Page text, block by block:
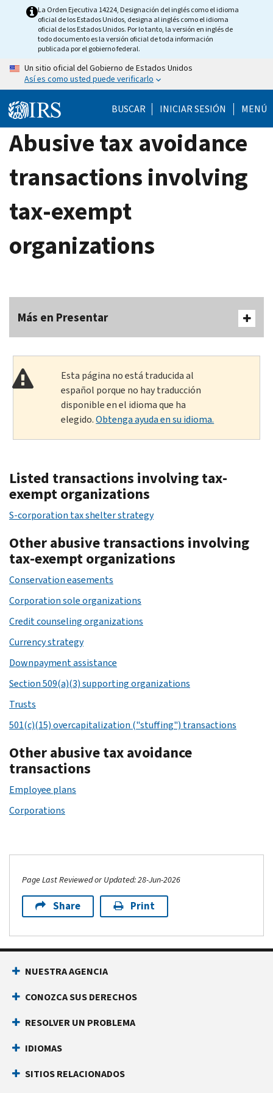
La Orden Ejecutiva 14224, Designación del inglés como el idioma
oficial de los Estados Unidos, designa al inglés como el idioma
oficial de los Estados Unidos. Por lo tanto, la versión en inglés de
todo documento es la versión oficial de toda información
publicada por el gobierno federal.
Un sitio oficial del Gobierno de Estados Unidos
Así es como usted puede verificarlo
BUSCAR INICIAR SESIÓN MENÚ
Abusive tax avoidance
transactions involving
tax-exempt
organizations
Más en Presentar
Esta página no está traducida al
español porque no hay traducción
disponible en el idioma que ha
elegido.Obtenga ayuda en su idioma.
Listed transactions involving tax-
exempt organizations
S-corporation tax shelter strategy
Other abusive transactions involving
tax-exempt organizations
Conservation easements
Corporation sole organizations
Credit counseling organizations
Currency strategy
Downpayment assistance
Section 509(a)(3) supporting organizations
Trusts
501(c)(15) overcapitalization ("stuffing") transactions
Other abusive tax avoidance
transactions
Employee plans
Corporations
Page Last Reviewed or Updated: 28-Jun-2026
Share Print
NUESTRA AGENCIA
CONOZCA SUS DERECHOS
RESOLVER UN PROBLEMA
IDIOMAS
SITIOS RELACIONADOS